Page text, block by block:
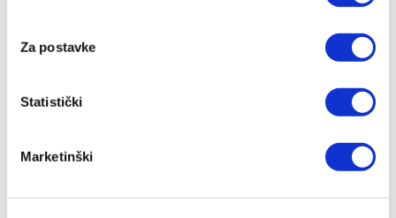
Za postavke
Statistički
Marketinški